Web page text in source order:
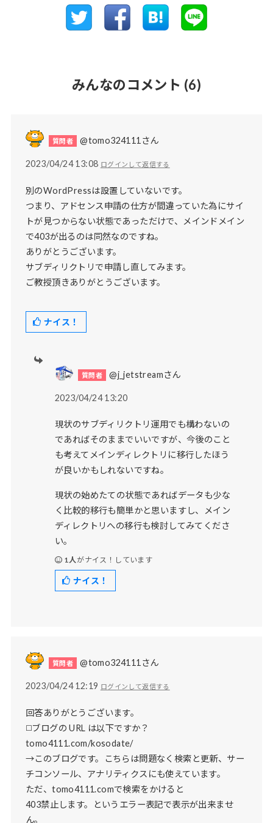
みんなのコメント (6)
@tomo324111さん
2023/04/24 13:08 ログインして返信する
別のWordPressは設置していないです。
つまり、アドセンス申請の仕方が間違っていた為にサイ
トが見つからない状態であっただけで、メインドメイン
で403が出るのは同然なのですね。
ありがとうございます。
サブディリクトリで申請し直してみます。
ご教授頂きありがとうございます。
ナイス！
@j_jetstreamさん
2023/04/24 13:20
現状のサブディリクトリ運用でも構わないの
であればそのままでいいですが、今後のこと
も考えてメインディレクトリに移行したほう
が良いかもしれないですね。
現状の始めたての状態であればデータも少な
く比較的移行も簡単かと思いますし、メイン
ディレクトリへの移行も検討してみてくださ
い。
1人がナイス！しています
ナイス！
@tomo324111さん
2023/04/24 12:19 ログインして返信する
回答ありがとうございます。
◻️ブログの URL は以下ですか？
tomo4111.com/kosodate/
→このブログです。こちらは問題なく検索と更新、サー
チコンソール、アナリティクスにも使えています。
ただ、tomo4111.comで検索をかけると
403禁止します。というエラー表記で表示が出来ませ
ん。